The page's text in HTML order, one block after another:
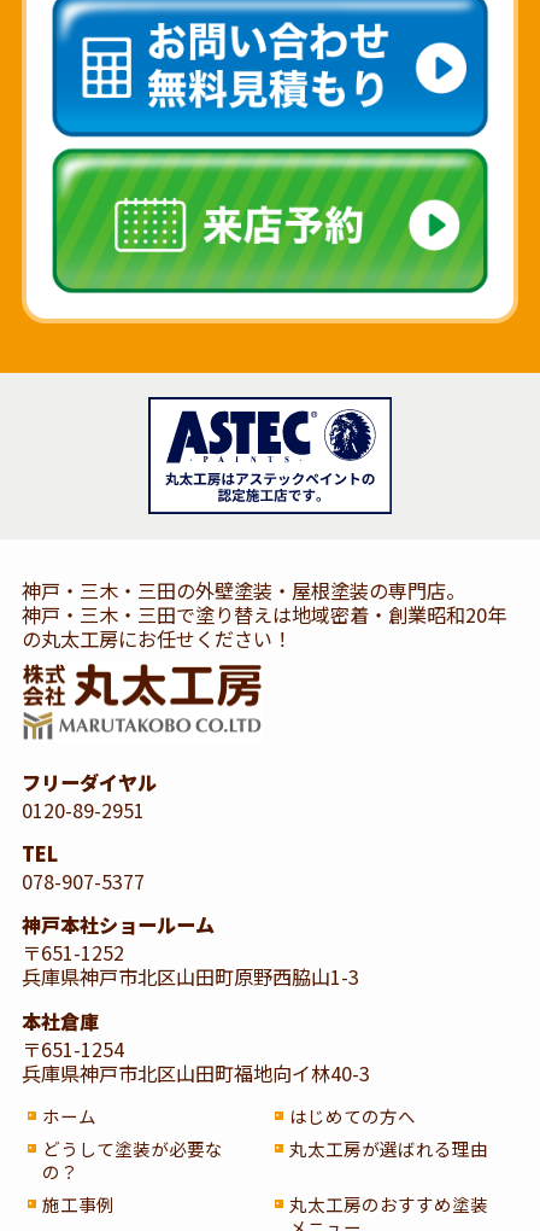
神戸・三木・三田の外壁塗装・屋根塗装の専門店。
神戸・三木・三田で塗り替えは地域密着・創業昭和20年
の丸太工房にお任せください！
フリーダイヤル
0120-89-2951
TEL
078-907-5377
神戸本社ショールーム
〒651-1252
兵庫県神戸市北区山田町原野西脇山1-3
本社倉庫
〒651-1254
兵庫県神戸市北区山田町福地向イ林40-3
ホーム
はじめての方へ
どうして塗装が必要な
の？
丸太工房が選ばれる理由
施工事例
丸太工房のおすすめ塗装